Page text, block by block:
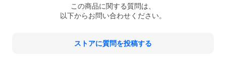
顔にピッタリフィットする超立体構造で、鼻・ほほ・あごにスキ
マを作らず、ウイルス飛沫・花粉の侵入を遮断します。
◆マスクは感染(侵入)を完全に防ぐものではありません。
この商品に関する質問は、
以下からお問い合わせください。
ストアに質問を投稿する